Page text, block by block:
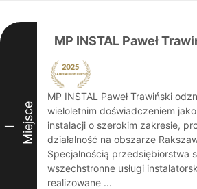
I Miejsce
MP INSTAL Paweł
MP INSTAL Paweł Trawiński
wieloletnim doświadczeniem
instalacji o szerokim zakresie,
działalność na obszarze
Specjalnością przedsiębiorstwa
wszechstronne usługi
realizowane ...